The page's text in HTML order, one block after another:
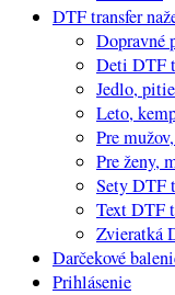
DTF transfer
Dopravné
Deti DTF
Jedlo,
Leto,
Pre
Pre ženy,
Sety DTF
Text DTF
Zvieratká
Darčekové
Prihlásenie